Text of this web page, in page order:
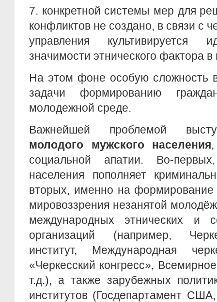
7. конкретной системы мер для
конфликтов не создано, в связи с
управления
значимости этнического фактора
На этом фоне особую сложность
задачи формированию
молодежной среде.
Важнейшей проблемой
молодого мужского населения
социальной апатии. Во-
населения пополняет
вторых, именно на формирование
мировоззрения незанятой
международных этнических и
организаций (например,
институт, Международная
«Черкесский конгресс»,
т.д.), а также зарубежных
институтов (Госдепартамент